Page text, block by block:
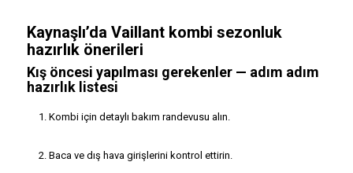
Kaynaşlı’da Vaillant kombi sezonluk
hazırlık önerileri
Kış öncesi yapılması gerekenler — adım adım
hazırlık listesi
Kombi için detaylı bakım randevusu alın.
Baca ve dış hava girişlerini kontrol ettirin.